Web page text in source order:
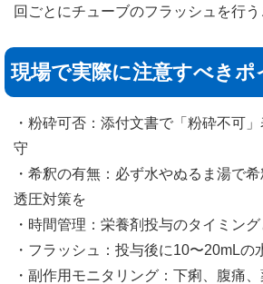
回ごとにチューブのフラッシュを行う
現場で実際に注意すべきポ
・粉砕可否：添付文書で「粉砕不可
守
・希釈の有無：必ず水やぬるま湯で
透圧対策を
・時間管理：栄養剤投与のタイミン
・フラッシュ：投与後に10〜20mLの
・副作用モニタリング：下痢、腹痛